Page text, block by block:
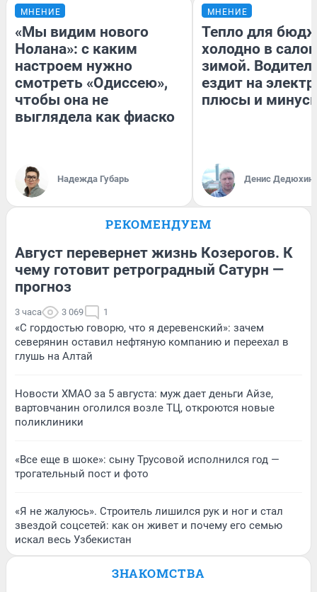
МНЕНИЕ
«Мы видим нового
Нолана»: с каким
настроем нужно
смотреть «Одиссею»,
чтобы она не
выглядела как фиаско
Надежда Губарь
МНЕНИЕ
Тепло для
холодно в
зимой.
ездит на
плюсы и
Денис Дедюхин
РЕКОМЕНДУЕМ
Август перевернет жизнь Козерогов. К
чему готовит ретроградный Сатурн —
прогноз
3 часа 3 069 1
«С гордостью говорю, что я деревенский»: зачем
северянин оставил нефтяную компанию и переехал в
глушь на Алтай
Новости ХМАО за 5 августа: муж дает деньги Айзе,
вартовчанин оголился возле ТЦ, откроются новые
поликлиники
«Все еще в шоке»: сыну Трусовой исполнился год —
трогательный пост и фото
«Я не жалуюсь». Строитель лишился рук и ног и стал
звездой соцсетей: как он живет и почему его семью
искал весь Узбекистан
ЗНАКОМСТВА